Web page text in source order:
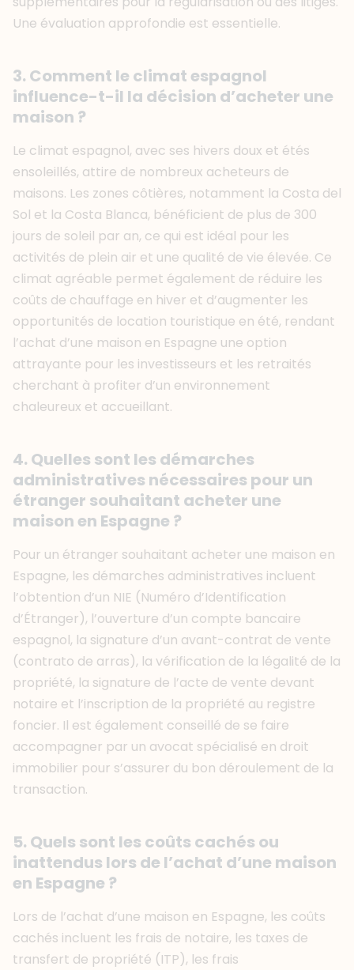
Une évaluation approfondie est essentielle.
3. Comment le climat espagnol
influence-t-il la décision d’acheter une
maison ?
Le climat espagnol, avec ses hivers doux et étés
ensoleillés, attire de nombreux acheteurs de
maisons. Les zones côtières, notamment la Costa del
Sol et la Costa Blanca, bénéficient de plus de 300
jours de soleil par an, ce qui est idéal pour les
activités de plein air et une qualité de vie élevée. Ce
climat agréable permet également de réduire les
coûts de chauffage en hiver et d’augmenter les
opportunités de location touristique en été, rendant
l’achat d’une maison en Espagne une option
attrayante pour les investisseurs et les retraités
cherchant à profiter d’un environnement
chaleureux et accueillant.
4. Quelles sont les démarches
administratives nécessaires pour un
étranger souhaitant acheter une
maison en Espagne ?
Pour un étranger souhaitant acheter une maison en
Espagne, les démarches administratives incluent
l’obtention d’un NIE (Numéro d’Identification
d’Étranger), l’ouverture d’un compte bancaire
espagnol, la signature d’un avant-contrat de vente
(contrato de arras), la vérification de la légalité de la
propriété, la signature de l’acte de vente devant
notaire et l’inscription de la propriété au registre
foncier. Il est également conseillé de se faire
accompagner par un avocat spécialisé en droit
immobilier pour s’assurer du bon déroulement de la
transaction.
5. Quels sont les coûts cachés ou
inattendus lors de l’achat d’une maison
en Espagne ?
Lors de l’achat d’une maison en Espagne, les coûts
cachés incluent les frais de notaire, les taxes de
transfert de propriété (ITP), les frais